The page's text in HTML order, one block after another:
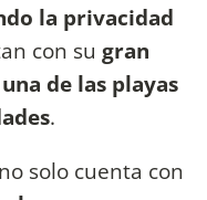
la privacidad
con su gran
de las playas
.
solo cuenta con